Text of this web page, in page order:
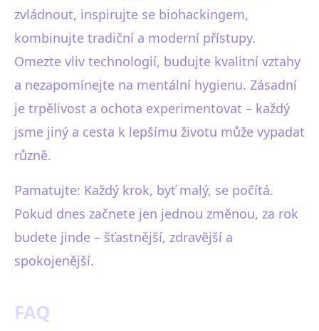
zvládnout, inspirujte se biohackingem,
kombinujte tradiční a moderní přístupy.
Omezte vliv technologií, budujte kvalitní vztahy
a nezapomínejte na mentální hygienu. Zásadní
je trpělivost a ochota experimentovat – každý
jsme jiný a cesta k lepšímu životu může vypadat
různě.
Pamatujte: Každý krok, byť malý, se počítá.
Pokud dnes začnete jen jednou změnou, za rok
budete jinde – šťastnější, zdravější a
spokojenější.
FAQ